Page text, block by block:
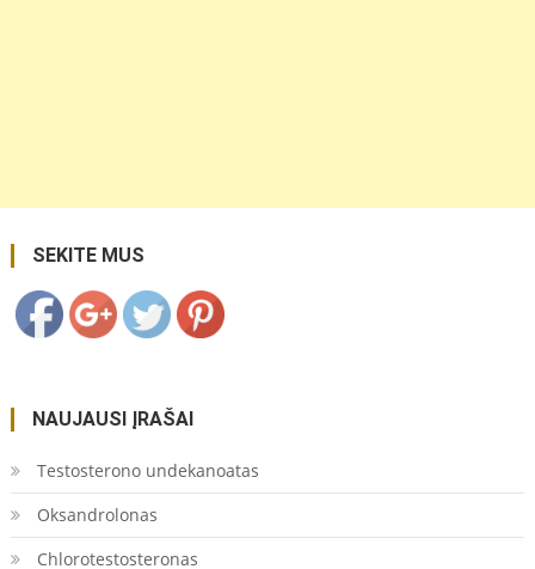
SEKITE MUS
izoliacija/">
NAUJAUSI ĮRAŠAI
Testosterono undekanoatas
Oksandrolonas
Chlorotestosteronas